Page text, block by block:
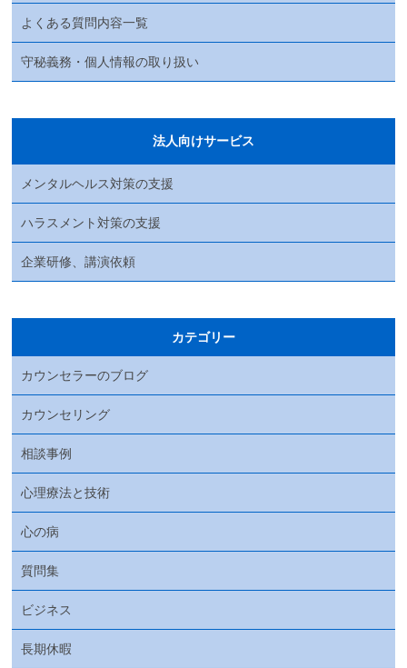
よくある質問内容一覧
守秘義務・個人情報の取り扱い
法人向けサービス
メンタルヘルス対策の支援
ハラスメント対策の支援
企業研修、講演依頼
カテゴリー
カウンセラーのブログ
カウンセリング
相談事例
心理療法と技術
心の病
質問集
ビジネス
長期休暇